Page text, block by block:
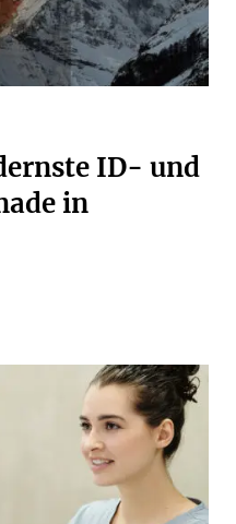
ID- und
in